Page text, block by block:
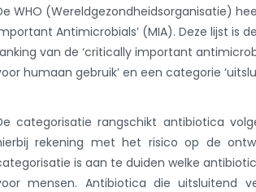
WHO (Wereldgezondheidsorganisatie)
Antimicrobials’ (MIA). Deze lijst is
van de ‘critically important
humaan gebruik’ en een categorie
categorisatie rangschikt antibiotica
rekening met het risico op de
is aan te duiden welke
mensen. Antibiotica die uitsluitend